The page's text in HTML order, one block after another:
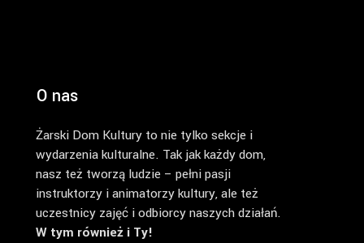
O nas
Żarski Dom Kultury to nie tylko sekcje i
wydarzenia kulturalne. Tak jak każdy dom,
nasz też tworzą ludzie – pełni pasji
instruktorzy i animatorzy kultury, ale też
uczestnicy zajęć i odbiorcy naszych działań.
W tym również i Ty!